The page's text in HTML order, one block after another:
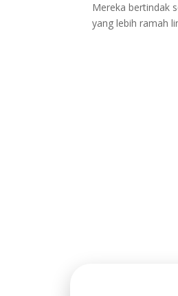
Mereka bertindak
yang lebih ramah